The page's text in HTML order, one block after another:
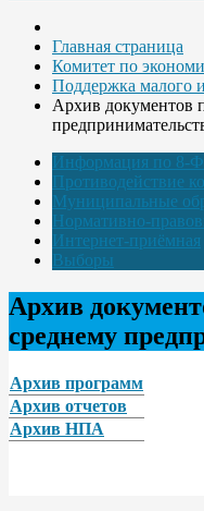
Главная страница
Комитет по
Поддержка малого
Архив документов
Информация по 8-
Противодействие
Муниципальные
Нормативно-
Интернет-приёмная
Выборы
Архив
среднему
Архив программ
Архив отчетов
Архив НПА